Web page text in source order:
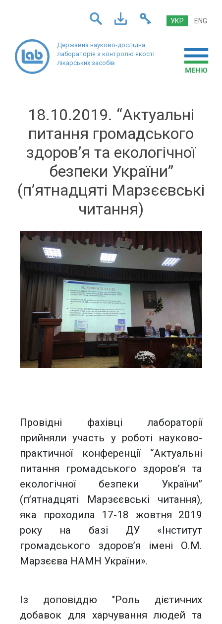
УКР ENG
Державна науково-дослідна
лабораторія з контролю якості
лікарських засобів
18.10.2019. “Актуальні
питання громадського
здоров’я та екологічної
безпеки України”
(п’ятнадцяті Марзєєвські
читання)
Провідні фахівці лабораторії
прийняли участь у роботі науково-
практичної конференції “Актуальні
питання громадського здоров’я та
екологічної безпеки України”
(п’ятнадцяті Марзєєвські читання),
яка проходила 17-18 жовтня 2019
року на базі ДУ «Інститут
громадського здоров’я імені О.М.
Марзєєва НАМН України».
Із доповіддю "Роль дієтичних
добавок для харчування людей та